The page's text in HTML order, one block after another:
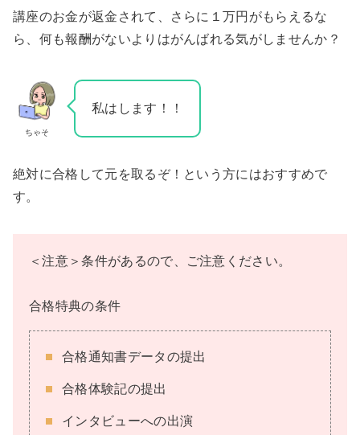
講座のお金が返金されて、さらに１万円がもらえるな
ら、何も報酬がないよりはがんばれる気がしませんか？
ちゃそ
私はします！！
絶対に合格して元を取るぞ！という方にはおすすめで
す。
＜注意＞条件があるので、ご注意ください。
合格特典の条件
合格通知書データの提出
合格体験記の提出
インタビューへの出演